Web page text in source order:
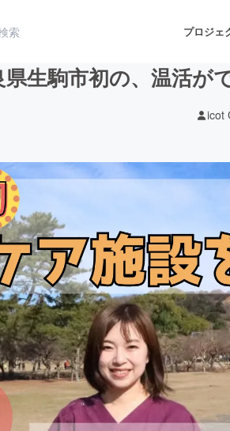
プロジェ
・ガジェット ゲーム・サー
書籍・雑誌出
業 チャレンジ
地域活性化
県生駒市初の、温活が
icot